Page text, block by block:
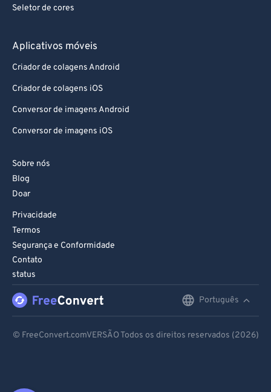
Seletor de cores
Aplicativos móveis
Criador de colagens Android
Criador de colagens iOS
Conversor de imagens Android
Conversor de imagens iOS
Sobre nós
Blog
Doar
Privacidade
Termos
Segurança e Conformidade
Contato
status
Português
© FreeConvert.comVERSÃO Todos os direitos reservados (2026)